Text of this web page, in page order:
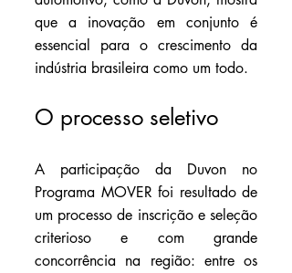
que a inovação em conjunto é
essencial para o crescimento da
indústria brasileira como um todo.
O processo seletivo
A participação da Duvon no
Programa MOVER foi resultado de
um processo de inscrição e seleção
criterioso e com grande
concorrência na região: entre os